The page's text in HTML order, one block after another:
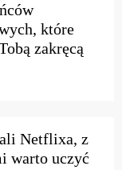
które
zakręcą
Netflixa, z
warto uczyć